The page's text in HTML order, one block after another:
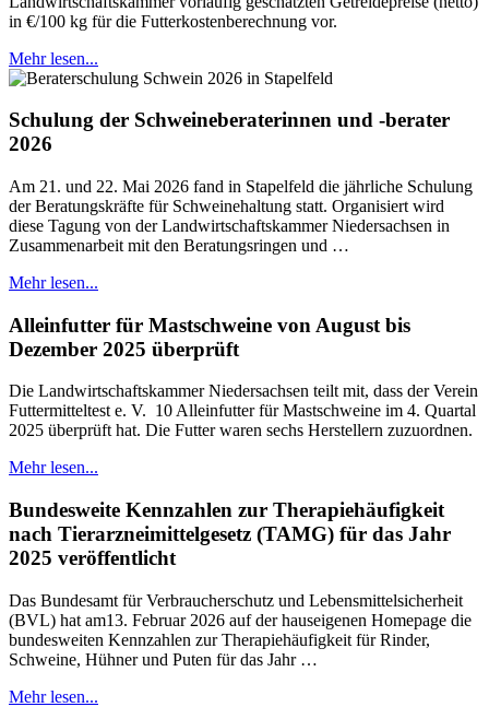
in €/100 kg für die Futterkostenberechnung vor.
Mehr lesen...
Schulung der Schweineberaterinnen und -berater
2026
Am 21. und 22. Mai 2026 fand in Stapelfeld die jährliche Schulung
der Beratungskräfte für Schweinehaltung statt. Organisiert wird
diese Tagung von der Landwirtschaftskammer Niedersachsen in
Zusammenarbeit mit den Beratungsringen und …
Mehr lesen...
Alleinfutter für Mastschweine von August bis
Dezember 2025 überprüft
Die Landwirtschaftskammer Niedersachsen teilt mit, dass der Verein
Futtermitteltest e. V. 10 Alleinfutter für Mastschweine im 4. Quartal
2025 überprüft hat. Die Futter waren sechs Herstellern zuzuordnen.
Mehr lesen...
Bundesweite Kennzahlen zur Therapiehäufigkeit
nach Tierarzneimittelgesetz (TAMG) für das Jahr
2025 veröffentlicht
Das Bundesamt für Verbraucherschutz und Lebensmittelsicherheit
(BVL) hat am13. Februar 2026 auf der hauseigenen Homepage die
bundesweiten Kennzahlen zur Therapiehäufigkeit für Rinder,
Schweine, Hühner und Puten für das Jahr …
Mehr lesen...